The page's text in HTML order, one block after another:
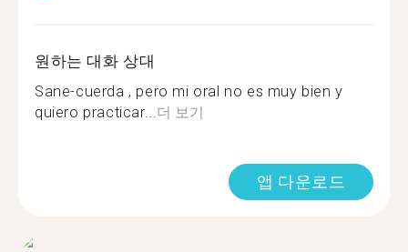
원하는 대화 상대
Sane-cuerda , pero mi oral no es muy bien y
quiero practicar...더 보기
앱 다운로드